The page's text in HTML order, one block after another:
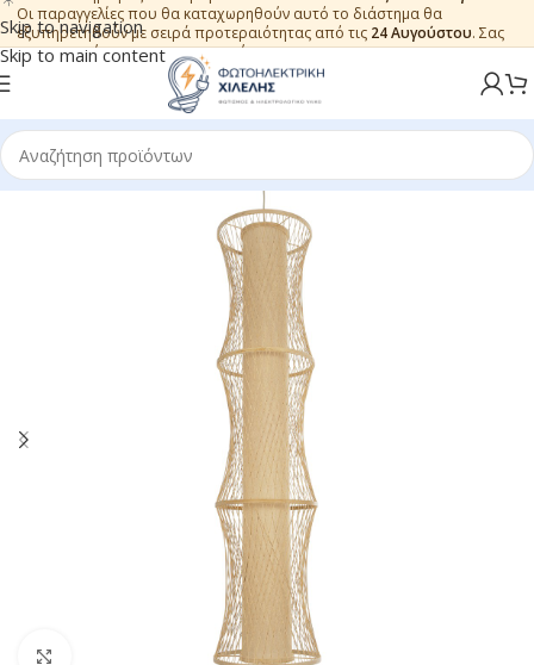
Skip to navigation
Skip to main content
Οι παραγγελίες που θα καταχωρηθούν αυτό το διάστημα θα
εξυπηρετηθούν με σειρά προτεραιότητας από τις 24 Αυγούστου. Σας
ευχαριστούμε για την εμπιστοσύνη.
Κλικ για μεγέθυνση